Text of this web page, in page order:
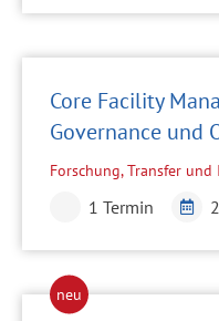
Core Facility
Governance und
Forschung, Transfer
1 Termin